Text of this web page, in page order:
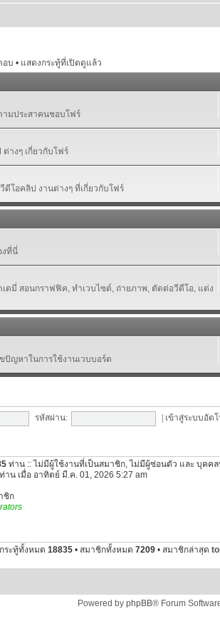
อบ • แสดงกระทู้ที่เปิดดูแล้ว
มประสาคนชอบโฟร์
างๆ เกี่ยวกับโฟร์
ดีโอคลิป งานต่างๆ ที่เกี่ยวกับโฟร์
งที่นี่
ดมี่ สอนกราฟฟิค, ทำเวบไซต์, ถ่ายภาพ, ตัดต่อวีดีโอ, แต่ง
ปัญหาในการใช้งานเวบบอร์ด
รหัสผ่าน: เข้าสู่ระบบอัต
ท่าน :: ไม่มีผู้ใช้งานที่เป็นสมาชิก, ไม่มีผู้ซ่อนตัว และ บุคค
ท่าน เมื่อ อาทิตย์ มี.ค. 01, 2026 5:27 am
ชิก
กระทู้ทั้งหมด 18835 • สมาชิกทั้งหมด 7209 • สมาชิกล่าสุด
Powered by phpBB® Forum